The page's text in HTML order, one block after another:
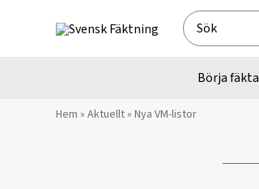
Search
for:
Börja fäkta
Hem » Aktuellt» Nya VM-listor